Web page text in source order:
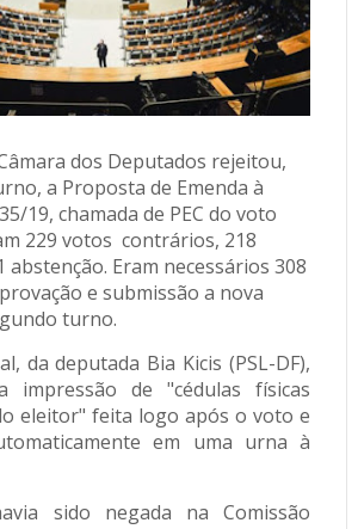
dos Deputados rejeitou,
a Proposta de Emenda à
19, chamada de PEC do voto
229 votos contrários, 218
abstenção. Eram necessários 308
e submissão a nova
turno.
da deputada Bia Kicis (PSL-DF),
impressão de "cédulas físicas
eleitor" feita logo após o voto e
em uma urna à
sido negada na Comissão